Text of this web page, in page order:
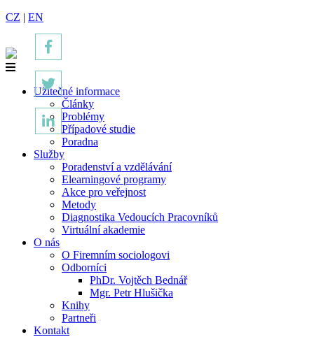
CZ | EN
Užitečné informace
Články
Problémy
Případové studie
Poradna
Služby
Poradenství a vzdělávání
Elearningové programy
Akce pro veřejnost
Metody
Diagnostika Vedoucích Pracovníků
Virtuální akademie
O nás
O Firemním sociologovi
Odborníci
PhDr. Vojtěch Bednář
Mgr. Petr Hlušička
Knihy
Partneři
Kontakt